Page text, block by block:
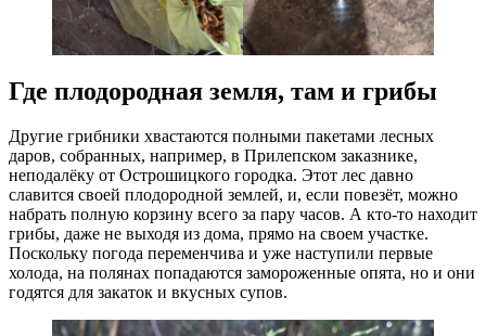
Где плодородная земля, там и грибы
Другие грибники хвастаются полными пакетами лесных
даров, собранных, например, в Прилепском заказнике,
неподалёку от Острошицкого городка. Этот лес давно
славится своей плодородной землей, и, если повезёт, можно
набрать полную корзину всего за пару часов. А кто-то находит
грибы, даже не выходя из дома, прямо на своем участке.
Поскольку погода переменчива и уже наступили первые
холода, на полянах попадаются замороженные опята, но и они
годятся для закаток и вкусных супов.